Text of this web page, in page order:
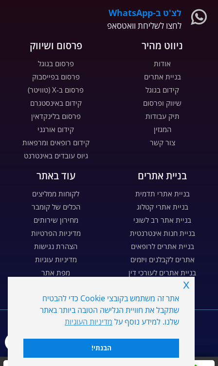
לצ'ט ב-WhatsApp
לחצו לשליחת וואטסאפ
ניווט מהיר
אודות
בניית אתרים
קידום בגוגל
שיווק ופרסום
תיק עבודות
המגזין
צור קשר
פרסום ושיווק
פרסום בגוגל
פרסום בפייסבוק
פרסום ב-X (טוויטר)
קידום באינסטגרם
פרסום בלינקדאין
קידום אורגני
קידום רופאים ומרפאות
גיוס עובדים באינטרנט
בניית אתרים
בניית אתרי תדמית
בניית אתרי קטלוג
בניית אתר רב לשוני
בניית חנות אינטרנטית
בניית אתרים לרופאים
אתרים לקבלנים ויזמים
בניית אתרים לעורכי דין
בניית דפי נחיתה
עוד באתר
לקוחות ממליצים
הכלים של קומבר
מחירון שירותים
מדיניות הפרטיות
הצהרת נגישות
מדיניות עוגיות
מפת אתר
WE MARKETING
אתר זה משתמש בקובצי Cookie כדי להבטיח
שתקבל את חוויית הגלישה הטובה ביותר באתר
שלנו. למידע נוסף על מדיניות העוגיות
הבנתי!
x